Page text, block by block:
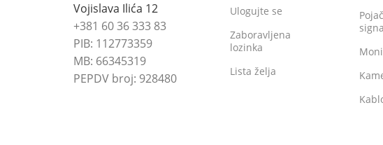
Vojislava Ilića 12
+381 60 36 333 83
PIB: 112773359
MB: 66345319
PEPDV broj: 928480
Ulogujte se
Zaboravljena
lozinka
Lista želja